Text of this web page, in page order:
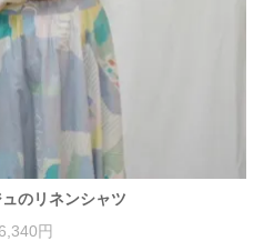
のリネンシャツ
6,340円